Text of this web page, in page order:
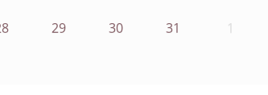
29 30 31 1